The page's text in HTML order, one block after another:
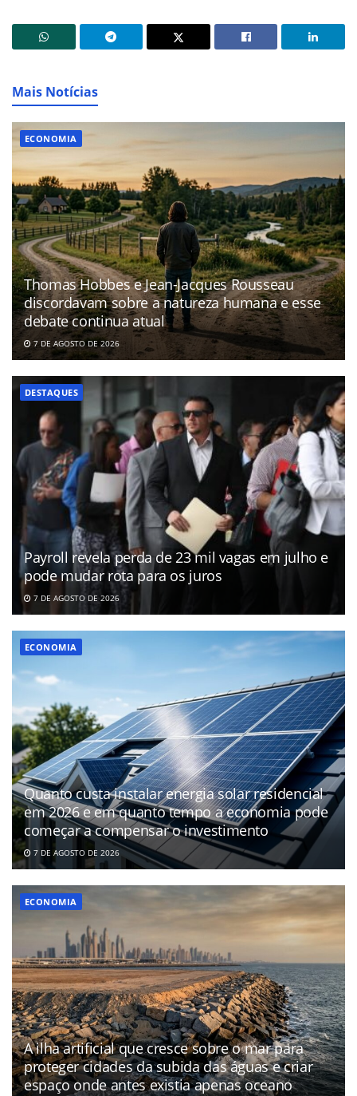
Mais Notícias
ECONOMIA
Thomas Hobbes e Jean-Jacques Rousseau
discordavam sobre a natureza humana e esse
debate continua atual
7 DE AGOSTO DE 2026
DESTAQUES
Payroll revela perda de 23 mil vagas em julho e
pode mudar rota para os juros
7 DE AGOSTO DE 2026
ECONOMIA
Quanto custa instalar energia solar residencial
em 2026 e em quanto tempo a economia pode
começar a compensar o investimento
7 DE AGOSTO DE 2026
ECONOMIA
A ilha artificial que cresce sobre o mar para
proteger cidades da subida das águas e criar
espaço onde antes existia apenas oceano